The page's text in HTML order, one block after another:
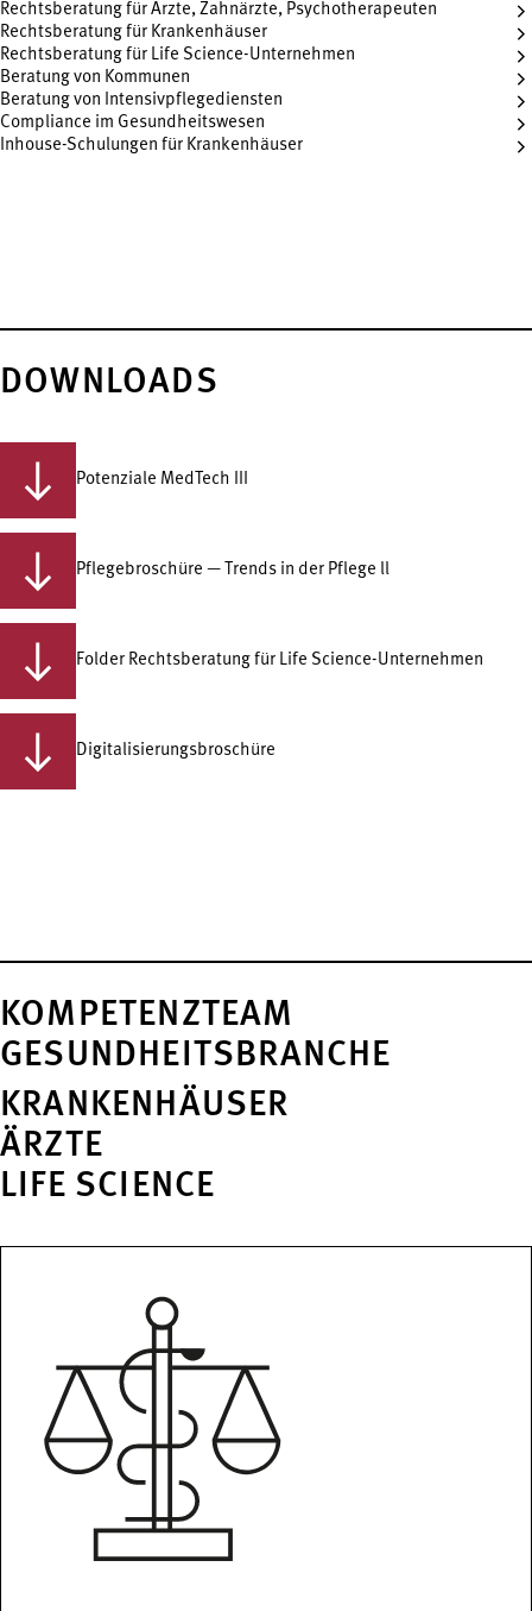
Rechtsberatung für Ärzte, Zahnärzte, Psychotherapeuten
Rechtsberatung für Krankenhäuser
Rechtsberatung für Life Science-Unternehmen
Beratung von Kommunen
Beratung von Intensivpflegediensten
Compliance im Gesundheitswesen
Inhouse-Schulungen für Krankenhäuser
DOWNLOADS
Potenziale MedTech III
Pflegebroschüre — Trends in der Pflege ll
Folder Rechtsberatung für Life Science-Unternehmen
Digitalisierungsbroschüre
KOMPETENZTEAM
GESUNDHEITSBRANCHE
KRANKENHÄUSER
ÄRZTE
LIFE SCIENCE